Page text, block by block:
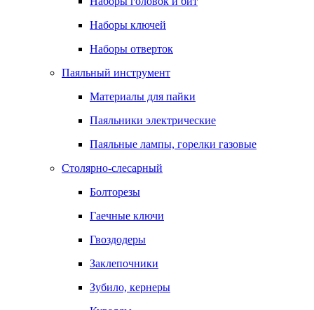
Наборы ключей
Наборы отверток
Паяльный инструмент
Материалы для пайки
Паяльники электрические
Паяльные лампы, горелки газовые
Столярно-слесарный
Болторезы
Гаечные ключи
Гвоздодеры
Заклепочники
Зубило, кернеры